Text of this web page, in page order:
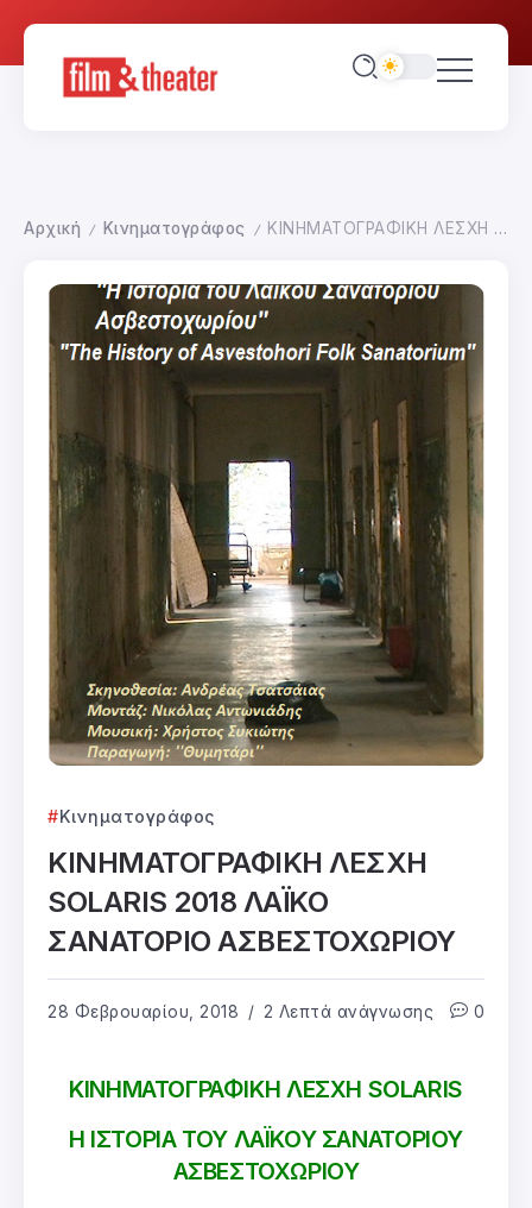
Αρχική / Κινηματογράφος / ΚΙΝΗΜΑΤΟΓΡΑΦΙΚΗ ΛΕΣΧΗ SOLARIS 2018 ΛΑΪΚΟ ΣΑΝΑΤΟΡΙΟ ΑΣΒΕΣΤΟΧΩΡΙΟΥ
Κινηματογράφος
ΚΙΝΗΜΑΤΟΓΡΑΦΙΚΗ ΛΕΣΧΗ
SOLARIS 2018 ΛΑΪΚΟ
ΣΑΝΑΤΟΡΙΟ ΑΣΒΕΣΤΟΧΩΡΙΟΥ
28 Φεβρουαρίου, 2018 2 Λεπτά ανάγνωσης 0
ΚΙΝΗΜΑΤΟΓΡΑΦΙΚΗ ΛΕΣΧΗ SOLARIS
Η ΙΣΤΟΡΙΑ ΤΟΥ ΛΑΪΚΟΥ ΣΑΝΑΤΟΡΙΟΥ
ΑΣΒΕΣΤΟΧΩΡΙΟΥ